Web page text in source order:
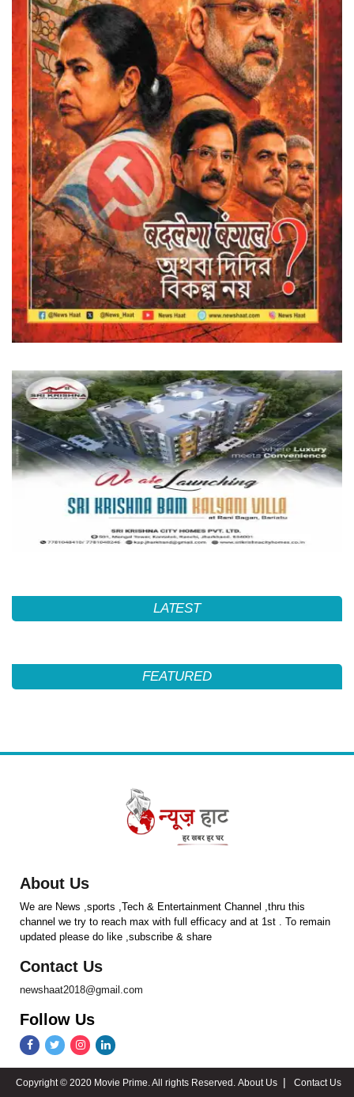
LATEST
FEATURED
About Us
We are News ,sports ,Tech & Entertainment Channel ,thru this
channel we try to reach max with full efficacy and at 1st . To remain
updated please do like ,subscribe & share
Contact Us
newshaat2018@gmail.com
Follow Us
Copyright © 2020 Movie Prime. All rights Reserved. About Us Contact Us